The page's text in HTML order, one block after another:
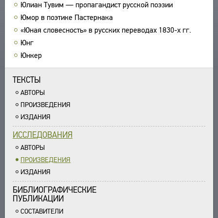
Юлиан Тувим — пропагандист русской поэзии
Юмор в поэтике Пастернака
«Юная словесность» в русских переводах 1830-х гг.
Юнг
Юнкер
ТЕКСТЫ
АВТОРЫ
ПРОИЗВЕДЕНИЯ
ИЗДАНИЯ
ИССЛЕДОВАНИЯ
АВТОРЫ
ПРОИЗВЕДЕНИЯ
ИЗДАНИЯ
БИБЛИОГРАФИЧЕСКИЕ
ПУБЛИКАЦИИ
СОСТАВИТЕЛИ
ПРОИЗВЕДЕНИЯ
ИЗДАНИЯ
ЭНЦИКЛОПЕДИЯ
СЛОВНИК
ВСЕ БИОСПРАВКИ
ПОЭТЫ
ПЕРЕВОДЧИКИ
ИССЛЕДОВАТЕЛИ
ТЕЗАУРУС
СТРУКТУРА
УКАЗАТЕЛЬ ТЕРМИНОВ
ПОИСК
О ПРОЕКТЕ
КРАТКО О ПРОЕКТЕ
ЦЕЛИ ПРОЕКТА
ПОДСИСТЕМЫ
КОРПУС
БИБЛИОТЕКА
ЭНЦИКЛОПЕДИЯ
ТЕЗАУРУС
ОБРАТНАЯ СВЯЗЬ
ПОЛЬЗОВАТЕЛЬСКОЕ СОГЛАШЕНИЕ
ЗАКЛАДКИ